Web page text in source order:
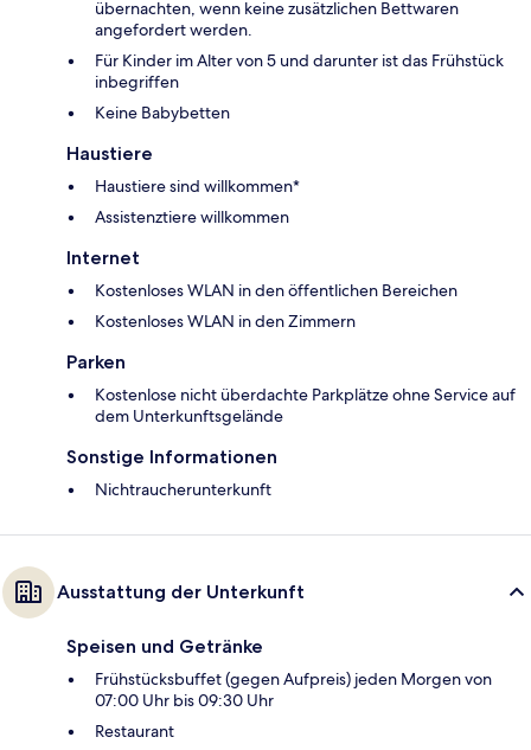
übernachten, wenn keine zusätzlichen Bettwaren
angefordert werden.
Für Kinder im Alter von 5 und darunter ist das Frühstück
inbegriffen
Keine Babybetten
Haustiere
Haustiere sind willkommen*
Assistenztiere willkommen
Internet
Kostenloses WLAN in den öffentlichen Bereichen
Kostenloses WLAN in den Zimmern
Parken
Kostenlose nicht überdachte Parkplätze ohne Service auf
dem Unterkunftsgelände
Sonstige Informationen
Nichtraucherunterkunft
Ausstattung der Unterkunft
Speisen und Getränke
Frühstücksbuffet (gegen Aufpreis) jeden Morgen von
07:00 Uhr bis 09:30 Uhr
Restaurant